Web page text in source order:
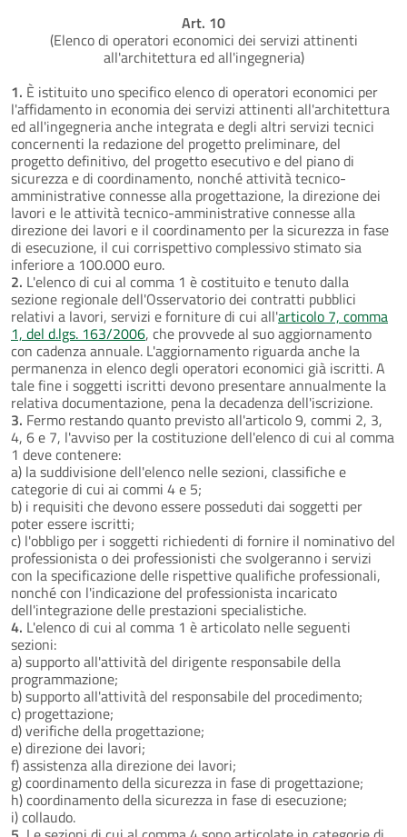
Art. 10
(Elenco di operatori economici dei servizi attinenti
all'architettura ed all'ingegneria)
1. È istituito uno specifico elenco di operatori economici per
l'affidamento in economia dei servizi attinenti all'architettura
ed all'ingegneria anche integrata e degli altri servizi tecnici
concernenti la redazione del progetto preliminare, del
progetto definitivo, del progetto esecutivo e del piano di
sicurezza e di coordinamento, nonché attività tecnico-
amministrative connesse alla progettazione, la direzione dei
lavori e le attività tecnico-amministrative connesse alla
direzione dei lavori e il coordinamento per la sicurezza in fase
di esecuzione, il cui corrispettivo complessivo stimato sia
inferiore a 100.000 euro.
2. L'elenco di cui al comma 1 è costituito e tenuto dalla
sezione regionale dell'Osservatorio dei contratti pubblici
relativi a lavori, servizi e forniture di cui all'articolo 7, comma
1, del d.lgs. 163/2006, che provvede al suo aggiornamento
con cadenza annuale. L'aggiornamento riguarda anche la
permanenza in elenco degli operatori economici già iscritti. A
tale fine i soggetti iscritti devono presentare annualmente la
relativa documentazione, pena la decadenza dell'iscrizione.
3. Fermo restando quanto previsto all'articolo 9, commi 2, 3,
4, 6 e 7, l'avviso per la costituzione dell'elenco di cui al comma
1 deve contenere:
a) la suddivisione dell'elenco nelle sezioni, classifiche e
categorie di cui ai commi 4 e 5;
b) i requisiti che devono essere posseduti dai soggetti per
poter essere iscritti;
c) l'obbligo per i soggetti richiedenti di fornire il nominativo del
professionista o dei professionisti che svolgeranno i servizi
con la specificazione delle rispettive qualifiche professionali,
nonché con l'indicazione del professionista incaricato
dell'integrazione delle prestazioni specialistiche.
4. L'elenco di cui al comma 1 è articolato nelle seguenti
sezioni:
a) supporto all'attività del dirigente responsabile della
programmazione;
b) supporto all'attività del responsabile del procedimento;
c) progettazione;
d) verifiche della progettazione;
e) direzione dei lavori;
f) assistenza alla direzione dei lavori;
g) coordinamento della sicurezza in fase di progettazione;
h) coordinamento della sicurezza in fase di esecuzione;
i) collaudo.